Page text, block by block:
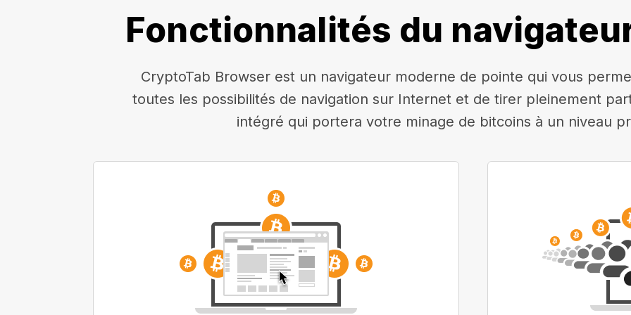
Fonctionnalités du
CryptoTab Browser est un navigateur moderne de pointe qui vous
toutes les possibilités de navigation sur Internet et de tirer pleinement
intégré qui portera votre minage de bitcoins à un niveau